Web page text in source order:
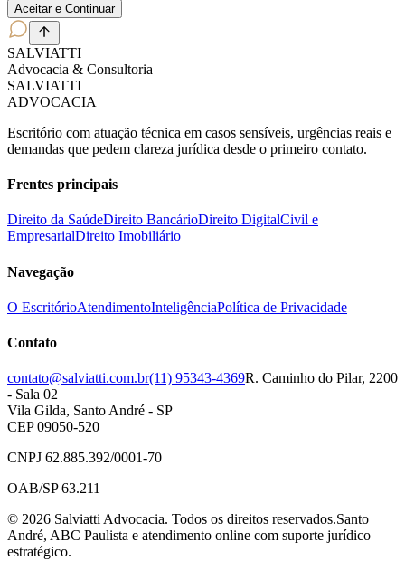
Aceitar e Continuar
SALVIATTI
Advocacia & Consultoria
SALVIATTI
ADVOCACIA
Escritório com atuação técnica em casos sensíveis, urgências reais e
demandas que pedem clareza jurídica desde o primeiro contato.
Frentes principais
Direito da SaúdeDireito BancárioDireito DigitalCivil e
EmpresarialDireito Imobiliário
Navegação
O EscritórioAtendimentoInteligênciaPolítica de Privacidade
Contato
contato@salviatti.com.br(11) 95343-4369R. Caminho do Pilar, 2200
- Sala 02
Vila Gilda, Santo André - SP
CEP 09050-520
CNPJ 62.885.392/0001-70
OAB/SP 63.211
© 2026 Salviatti Advocacia. Todos os direitos reservados.Santo
André, ABC Paulista e atendimento online com suporte jurídico
estratégico.